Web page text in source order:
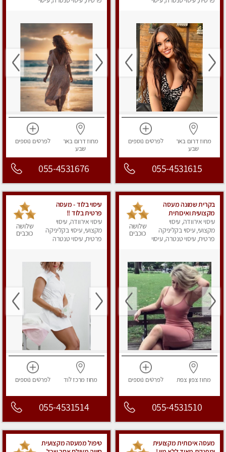
מחוז דרום באר
שבע
לפרטים נוספים
055-4531615
מחוז דרום באר
שבע
לפרטים נוספים
055-4531676
בקרית שמונה מעסה
מקצועית ואיכותית
פרטי!!!מומלץ לחלוטין!!!!
עיסוי אירוודה, עיסוי
מקצועי, עיסוי בקליניקה
פרטית, עיסוי טנטרה, עיסוי
שלושה
כוכבים
מחוז צפון צפת לפרטים נוספים
055-4531510
עיסוי בלוד - מעסה
פרטית בלוד !!
עיסוי אירוודה, עיסוי
מקצועי, עיסוי בקליניקה
פרטית, עיסוי טנטרה
שלושה
כוכבים
מחוז מרכזלוד לפרטים נוספים
055-4531514
מעסה איכותית מקצועית
טיפול ממעסה מקצועית